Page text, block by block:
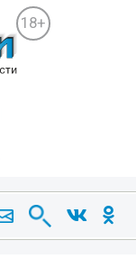
18+